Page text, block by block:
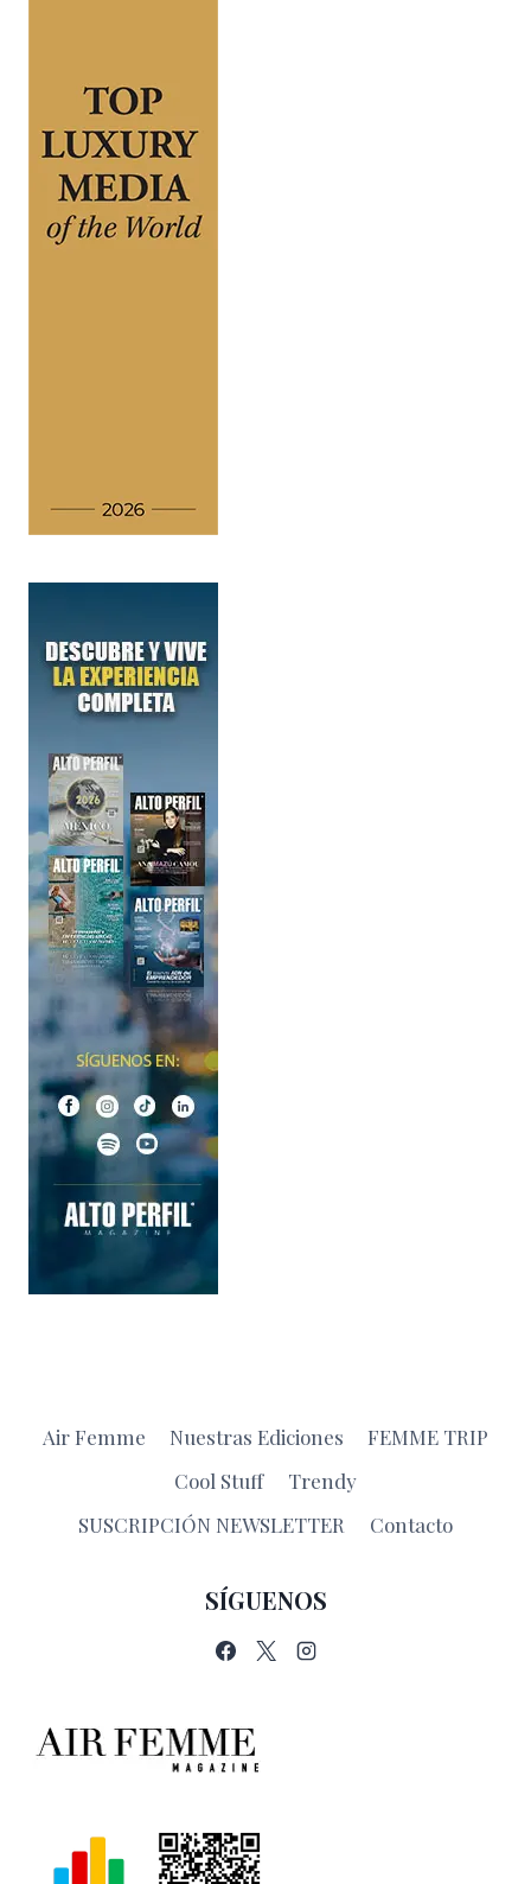
Air Femme Nuestras Ediciones
FEMME TRIP
Cool Stuff
Trendy
SUSCRIPCIÓN NEWSLETTER
Contacto
SÍGUENOS